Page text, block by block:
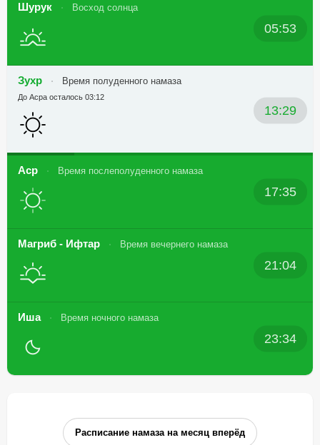
Шурук Восход солнца
05:53
Зухр Время полуденного намаза
13:29
До Асра осталось 03:12
Аср Время послеполуденного намаза
17:35
Магриб - Ифтар Время вечернего намаза
21:04
Иша Время ночного намаза
23:34
Расписание намаза на месяц вперёд